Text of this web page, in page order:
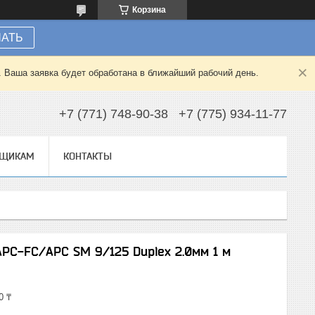
Корзина
заявка будет обработана в ближайший рабочий день.
+7 (771) 748-90-38 +7 (775) 934-11-77
КОНТАКТЫ
FC/APC SM 9/125 Duplex 2.0мм 1 м
₸